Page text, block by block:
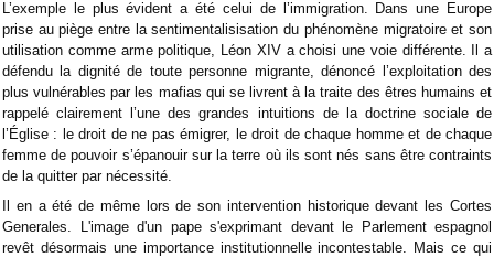
L’exemple le plus évident a été celui de l’immigration. Dans une Europe
prise au piège entre la sentimentalisisation du phénomène migratoire et son
utilisation comme arme politique, Léon XIV a choisi une voie différente. Il a
défendu la dignité de toute personne migrante, dénoncé l’exploitation des
plus vulnérables par les mafias qui se livrent à la traite des êtres humains et
rappelé clairement l’une des grandes intuitions de la doctrine sociale de
l’Église : le droit de ne pas émigrer, le droit de chaque homme et de chaque
femme de pouvoir s’épanouir sur la terre où ils sont nés sans être contraints
de la quitter par nécessité.
Il en a été de même lors de son intervention historique devant les Cortes
Generales. L'image d'un pape s'exprimant devant le Parlement espagnol
revêt désormais une importance institutionnelle incontestable. Mais ce qui